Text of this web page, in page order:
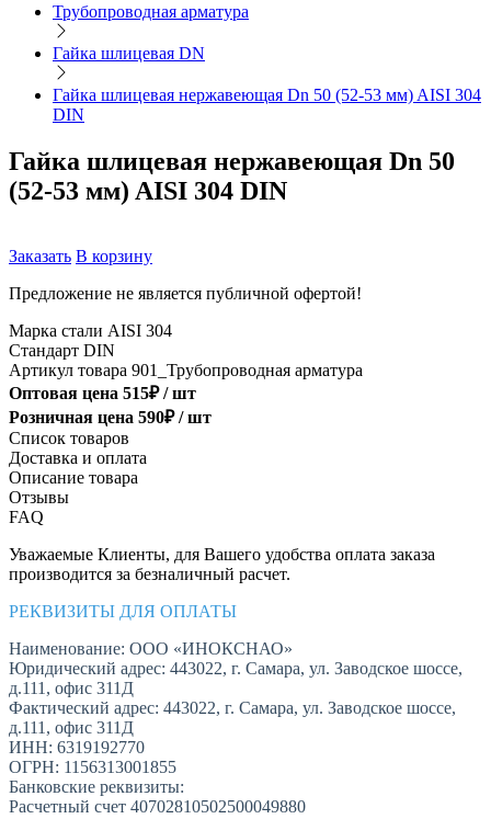
Трубопроводная арматура
Гайка шлицевая DN
Гайка шлицевая нержавеющая Dn 50 (52-53 мм) AISI 304
DIN
Гайка шлицевая нержавеющая Dn 50
(52-53 мм) AISI 304 DIN
Заказать В корзину
Предложение не является публичной офертой!
Марка стали AISI 304
Стандарт DIN
Артикул товара 901_Трубопроводная арматура
Оптовая цена 515₽ /шт
Розничная цена 590₽ /шт
Список товаров
Доставка и оплата
Описание товара
Отзывы
FAQ
Уважаемые Клиенты, для Вашего удобства оплата заказа
производится за безналичный расчет.
РЕКВИЗИТЫ ДЛЯ ОПЛАТЫ
Наименование: ООО «ИНОКСНАО»
Юридический адрес: 443022, г. Самара, ул. Заводское шоссе,
д.111, офис 311Д
Фактический адрес: 443022, г. Самара, ул. Заводское шоссе,
д.111, офис 311Д
ИНН: 6319192770
ОГРН: 1156313001855
Банковские реквизиты:
Расчетный счет 40702810502500049880